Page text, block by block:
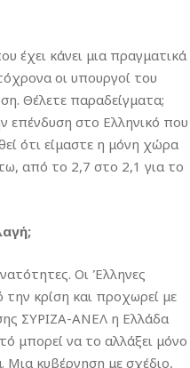
έχει κάνει μια πραγματικά
οι υπουργοί του
Θέλετε παραδείγματα;
επένδυση στο Ελληνικό που
ότι είμαστε η μόνη χώρα
από το 2,7 στο 2,1 για το
Οι Έλληνες
την κρίση και προχωρεί με
ΣΥΡΙΖΑ-ΑΝΕΛ η Ελλάδα
μπορεί να το αλλάξει μόνο
Μια κυβέρνηση με σχέδιο,